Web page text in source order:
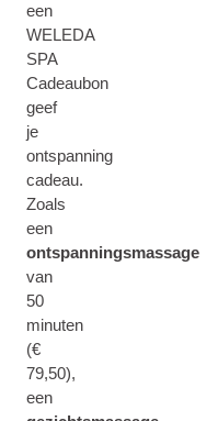
een
WELEDA
SPA
Cadeaubon
geef
je
ontspanning
cadeau.
Zoals
een
ontspanningsmassage
van
50
minuten
(€
79,50),
een